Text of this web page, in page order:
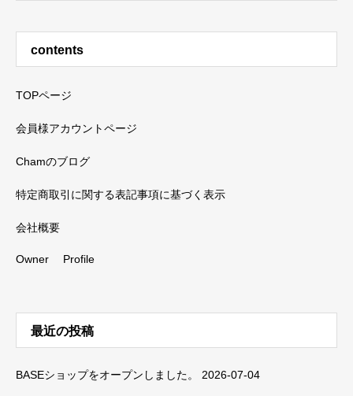
contents
TOPページ
会員様アカウントページ
Chamのブログ
特定商取引に関する表記事項に基づく表示
会社概要
Owner Profile
最近の投稿
BASEショップをオープンしました。 2026-07-04